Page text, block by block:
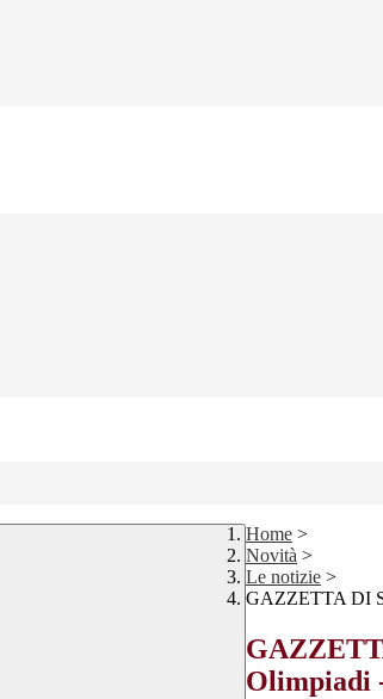
Home >
Novità >
Le notizie >
GAZZETTA DI
Olimpiadi